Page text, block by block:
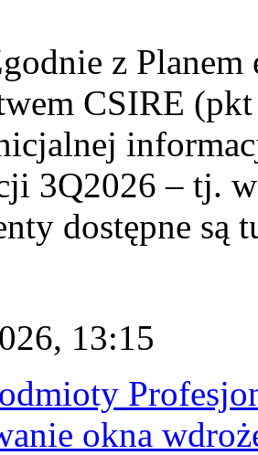
z
CSIRE
3Q2026 – tj.
dostępne są
13:15
okna